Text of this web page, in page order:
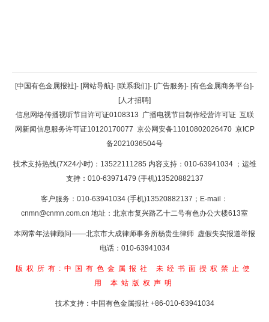
返回顶部
返回首页
[中国有色金属报社]- [网站导航]- [联系我们]- [广告服务]- [有色金属商务平台]-
[人才招聘]
信息网络传播视听节目许可证0108313 广播电视节目制作经营许可证 互联
网新闻信息服务许可证10120170077 京公网安备11010802026470 京ICP
备2021036504号
技术支持热线(7X24小时)：13522111285 内容支持：010-63941034 ；运维
支持：010-63971479 (手机)13520882137
客户服务：010-63941034 (手机)13520882137；E-mail：
cnmn@cnmn.com.cn 地址：北京市复兴路乙十二号有色办公大楼613室
本网常年法律顾问——北京市大成律师事务所杨贵生律师 虚假失实报道举报
电话：010-63941034
版权所有:中国有色金属报社
未经书面授权禁止使
用 本站版权声明
技术支持：中国有色金属报社 +86-010-63941034